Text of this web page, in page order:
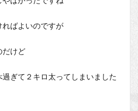
ばよいのですが
だけど
ぎて２キロ太ってしまいました